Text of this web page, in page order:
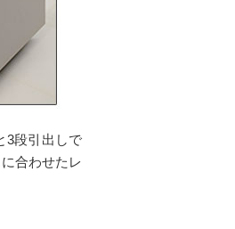
3段引出しで
合わせたレ